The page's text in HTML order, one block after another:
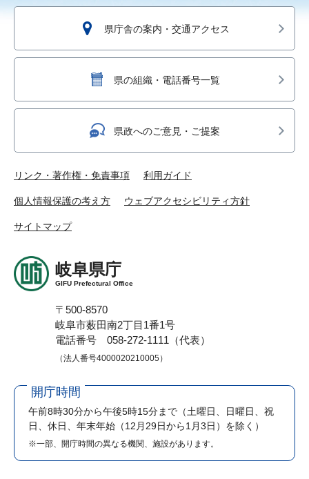
県庁舎の案内・交通アクセス
県の組織・電話番号一覧
県政へのご意見・ご提案
リンク・著作権・免責事項 利用ガイド
個人情報保護の考え方 ウェブアクセシビリティ方針
サイトマップ
岐阜県庁
GIFU Prefectural Office
〒500-8570
岐阜市薮田南2丁目1番1号
電話番号 058-272-1111（代表）
（法人番号4000020210005）
開庁時間
午前8時30分から午後5時15分まで （土曜日、日曜日、祝
日、休日、年末年始（12月29日から1月3日）を除く）
※一部、開庁時間の異なる機関、施設があります。